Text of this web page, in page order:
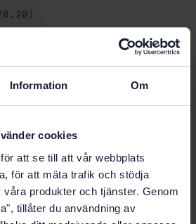
Information Om
cookies
att se till att vår webbplats
för att mäta trafik och stödja
produkter och tjänster. Genom
tillåter du användning av
Skumsystem – Del 1: Krav och
komponenter
på standarden - Läs mer
Pris: